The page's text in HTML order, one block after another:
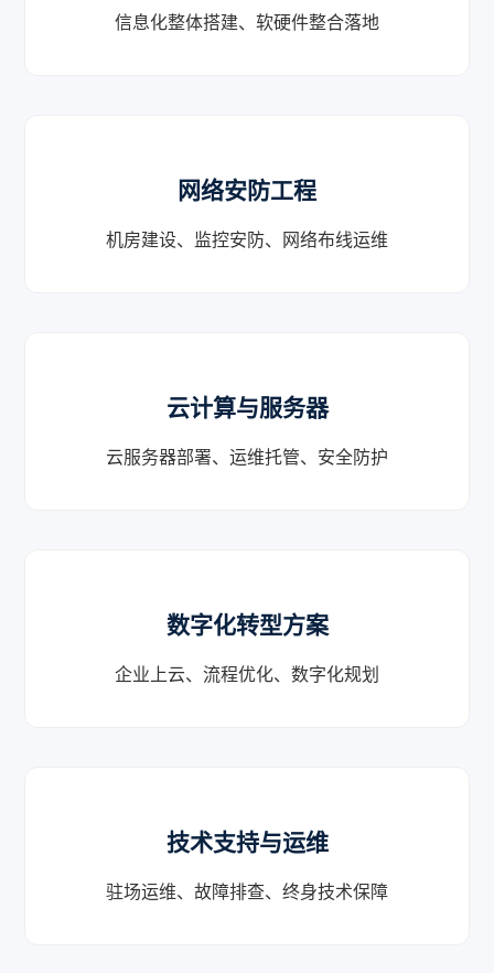
信息化整体搭建、软硬件整合落地
网络安防工程
机房建设、监控安防、网络布线运维
云计算与服务器
云服务器部署、运维托管、安全防护
数字化转型方案
企业上云、流程优化、数字化规划
技术支持与运维
驻场运维、故障排查、终身技术保障